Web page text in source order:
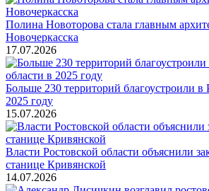
Полина Новоторова стала главным
Новочеркасска
17.07.2026
Больше 230 территорий благоустроили в
2025 году
15.07.2026
Власти Ростовской области объяснили
станице Кривянской
14.07.2026